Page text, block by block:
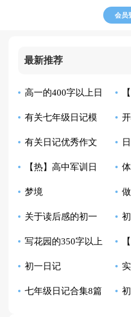
会员
最新推荐
高一的400字以上日
记 记3
有关七年级日记模
板五篇 锦
有关日记优秀作文
300字合集10篇
【热】高中军训日
记梦境
（
关于读后感的初一
日记300字
写花园的350字以上
日记
初一日记
七年级日记合集8篇